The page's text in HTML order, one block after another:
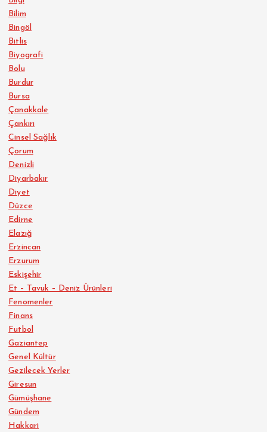
Bilim
Bingöl
Bitlis
Biyografi
Bolu
Burdur
Bursa
Çanakkale
Çankırı
Cinsel Sağlık
Çorum
Denizli
Diyarbakır
Diyet
Düzce
Edirne
Elazığ
Erzincan
Erzurum
Eskişehir
Et – Tavuk – Deniz Ürünleri
Fenomenler
Finans
Futbol
Gaziantep
Genel Kültür
Gezilecek Yerler
Giresun
Gümüşhane
Gündem
Hakkari